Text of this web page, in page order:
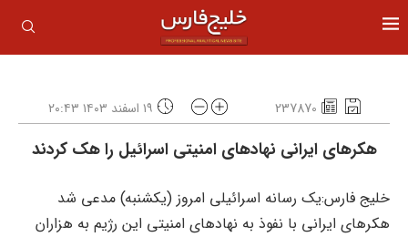
237870 ۱۹ اسفند ۱۴۰۳ ۲۰:۴۳
هکرهای ایرانی نهادهای امنیتی اسرائیل را هک کردند
خلیج فارس:یک رسانه اسرائیلی امروز (یکشنبه) مدعی شد
هکرهای ایرانی با نفوذ به‌ نهادهای امنیتی این رژیم به هزاران